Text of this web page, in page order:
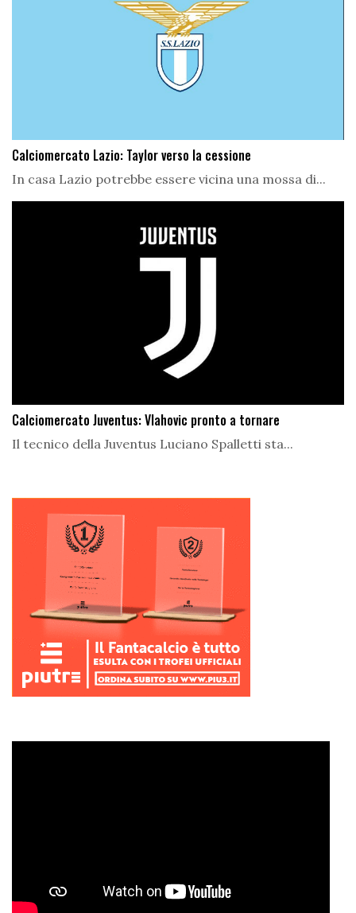
Calciomercato Lazio: Taylor verso la cessione
In casa Lazio potrebbe essere vicina una mossa di...
Calciomercato Juventus: Vlahovic pronto a tornare
Il tecnico della Juventus Luciano Spalletti sta...